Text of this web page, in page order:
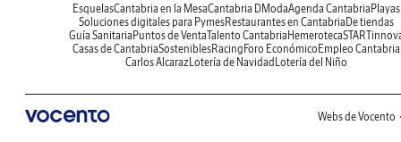
EsquelasCantabria en la MesaCantabria DModaAgenda CantabriaPlayas
Soluciones digitales para PymesRestaurantes en CantabriaDe tiendas
Guía SanitariaPuntos de VentaTalento CantabriaHemeroteca
Casas de CantabriaSosteniblesRacingForo EconómicoEmpleo Cantabria
Carlos AlcarazLotería de NavidadLotería del Niño
Webs de Vocento